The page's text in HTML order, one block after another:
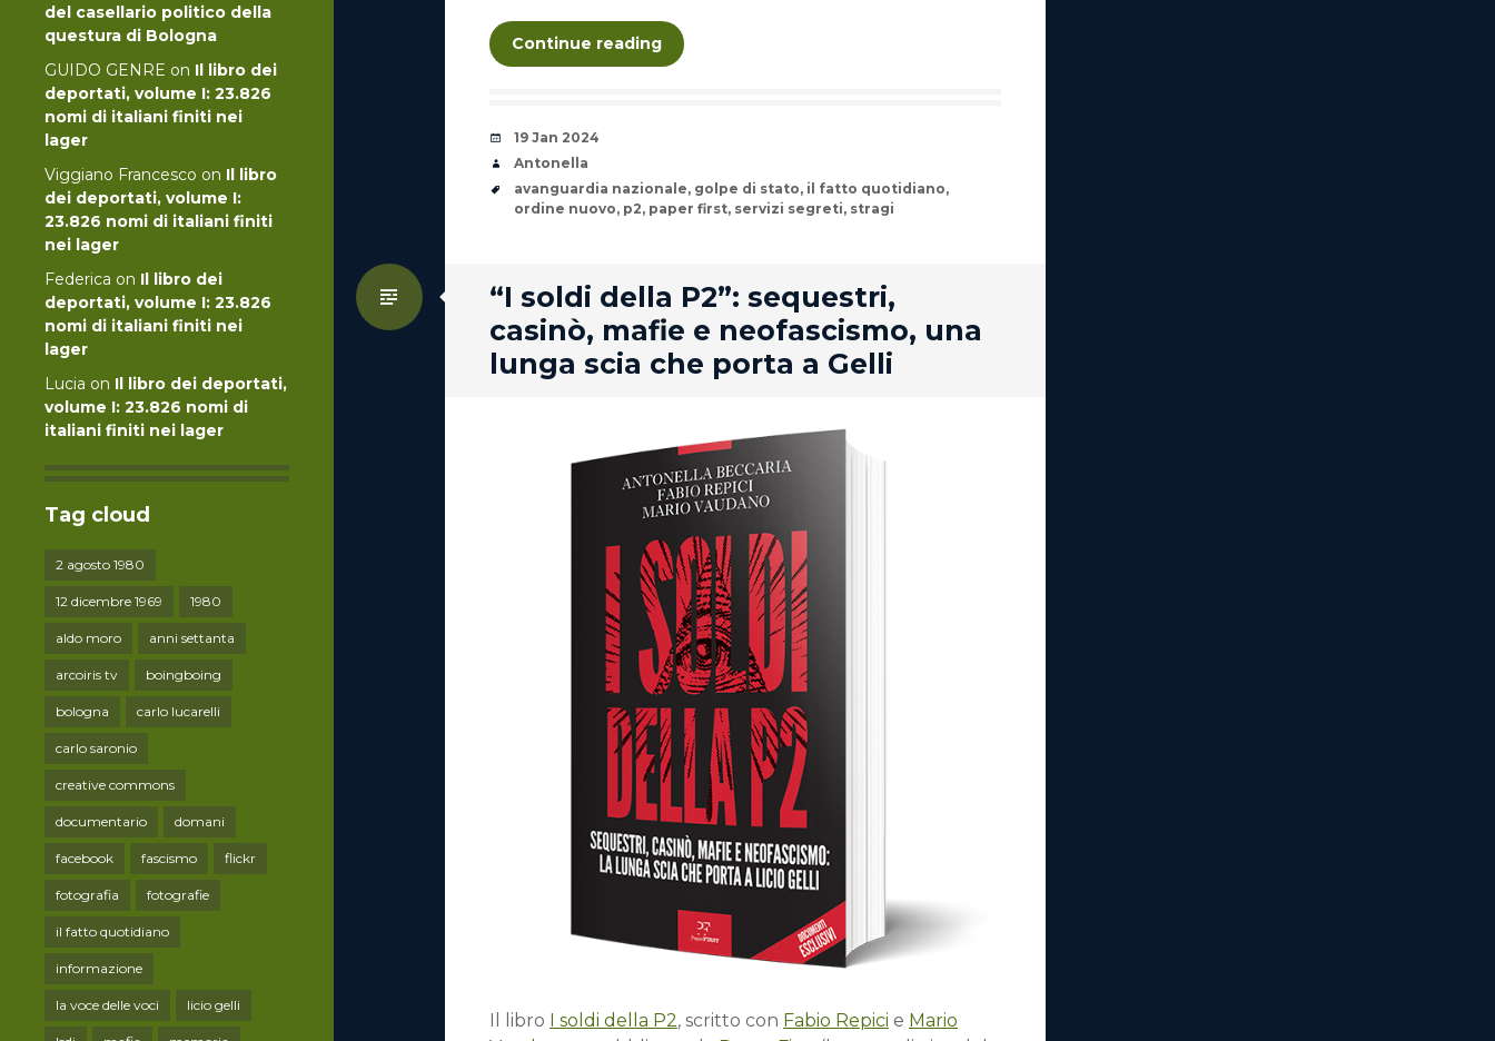
del casellario politico della
questura di Bologna
GUIDO GENRE on Il libro dei
deportati, volume I: 23.826
nomi di italiani finiti nei
lager
Viggiano Francesco on Il libro
dei deportati, volume I:
23.826 nomi di italiani finiti
nei lager
Federica on Il libro dei
deportati, volume I: 23.826
nomi di italiani finiti nei
lager
Lucia on Il libro dei deportati,
volume I: 23.826 nomi di
italiani finiti nei lager
Tag cloud
2 agosto 1980
12 dicembre 1969 1980
aldo moro anni settanta
arcoiris tv boingboing
bologna carlo lucarelli
carlo saronio
creative commons
documentario domani
facebook fascismo flickr
fotografia fotografie
il fatto quotidiano
informazione
la voce delle voci licio gelli
Continue reading
Date
19 Jan 2024
Author
Antonella
Tags
avanguardia nazionale, golpe di stato, il fatto quotidiano,
ordine nuovo, p2, paper first, servizi segreti, stragi
“I soldi della P2”: sequestri,
casinò, mafie e neofascismo, una
lunga scia che porta a Gelli
Standard
Il libro I soldi della P2, scritto con Fabio Repici e Mario